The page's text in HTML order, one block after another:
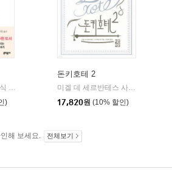
에밀 아자르 저/용경식 역
)
돈키호테 2
미겔 데 세르반테스 사아베드라 저/안영옥 역
17,820원 (10% 할인)
해 보세요. 전체보기